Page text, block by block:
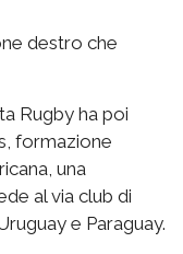
destro che
Rugby ha poi
formazione
una
al via club di
e Paraguay.